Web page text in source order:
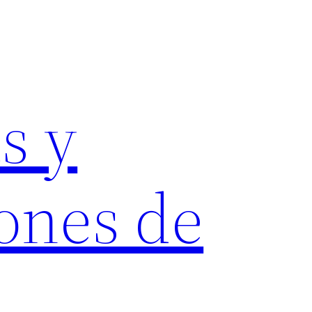
y
de